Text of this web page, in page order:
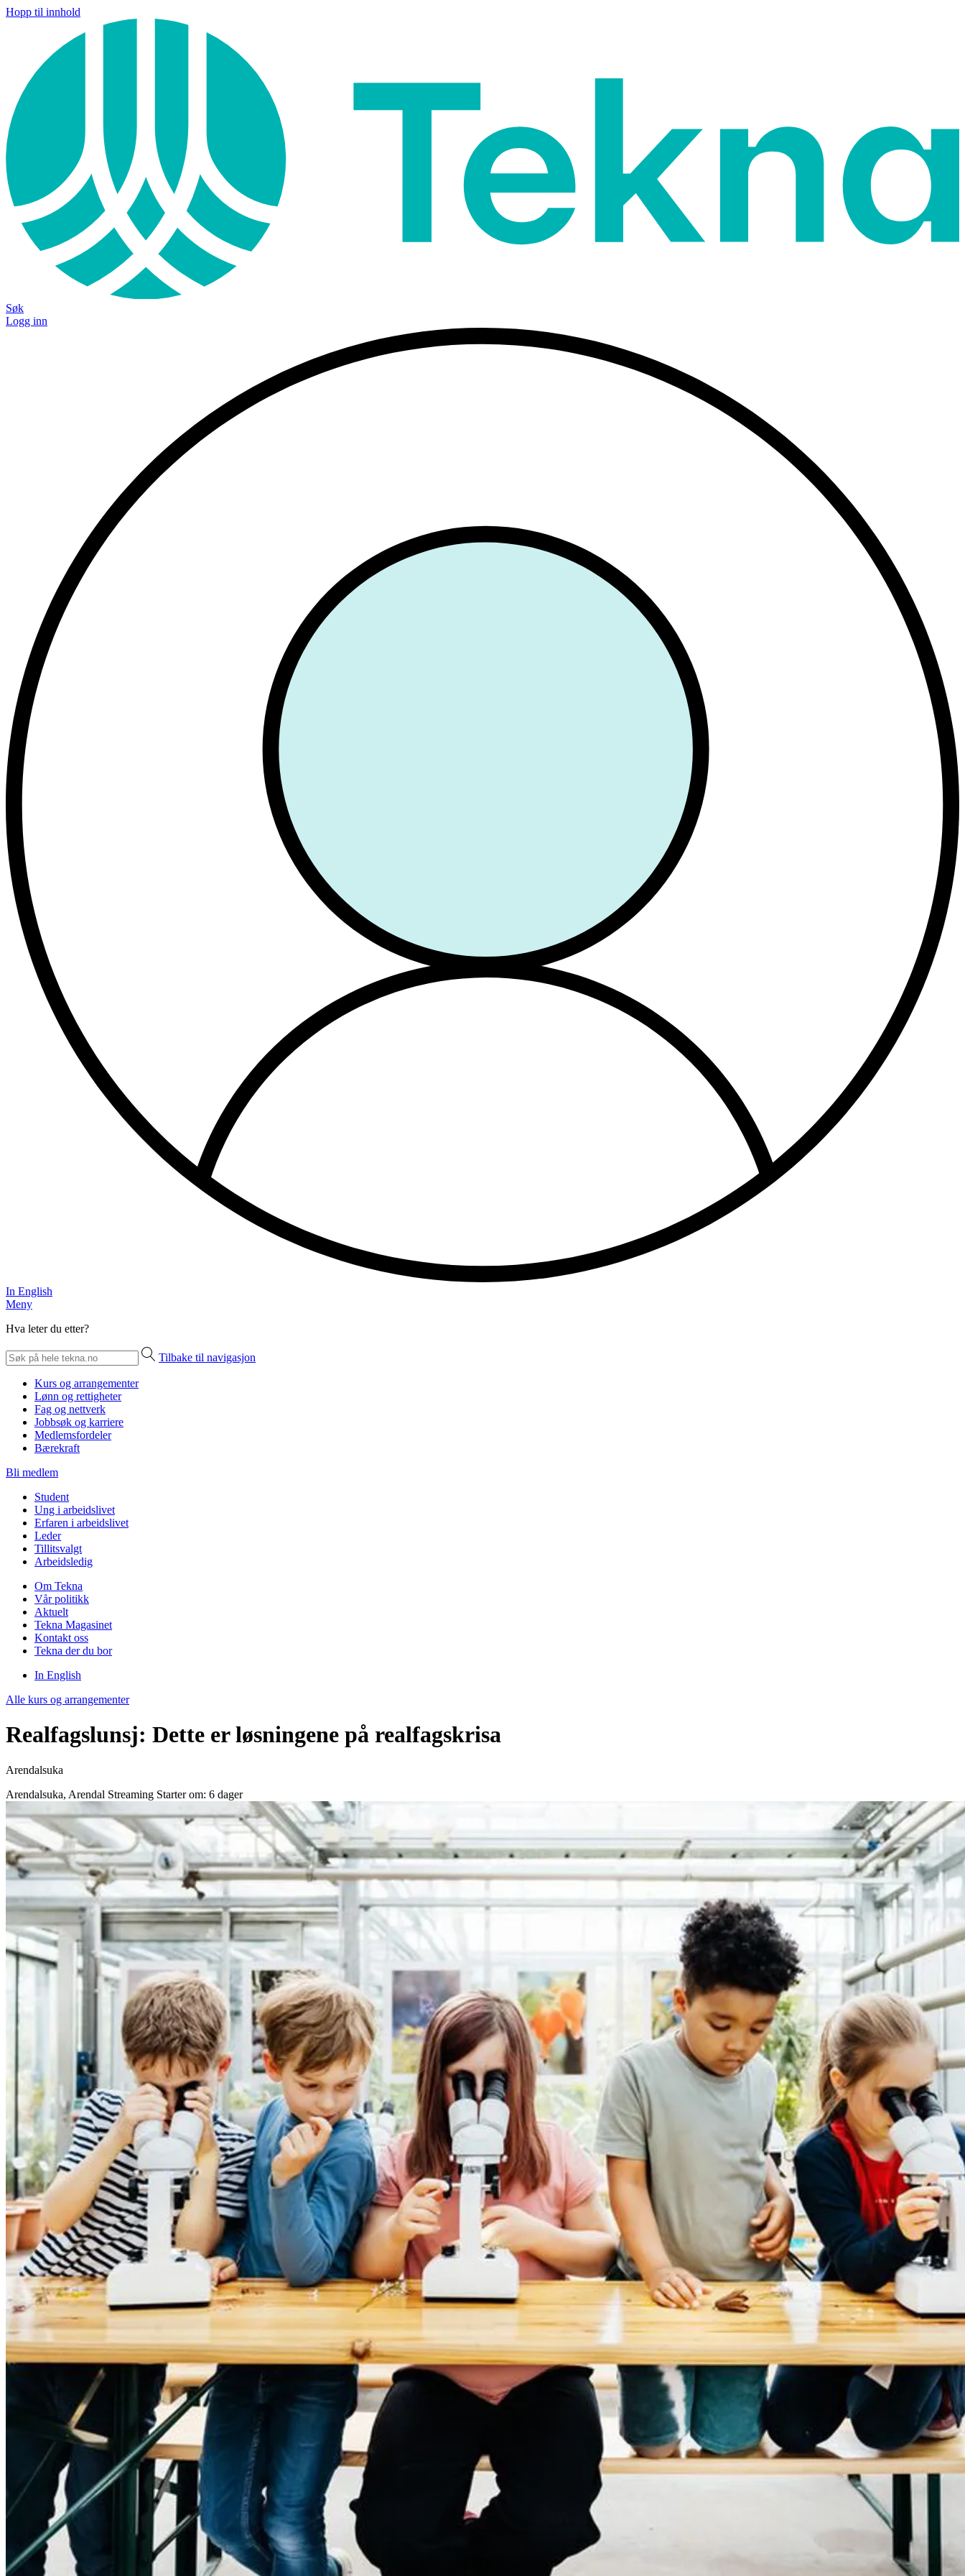
Hopp til innhold
Søk
Logg inn
In English
Meny
Hva leter du etter?
Tilbake til navigasjon
Kurs og arrangementer
Lønn og rettigheter
Fag og nettverk
Jobbsøk og karriere
Medlemsfordeler
Bærekraft
Bli medlem
Student
Ung i arbeidslivet
Erfaren i arbeidslivet
Leder
Tillitsvalgt
Arbeidsledig
Om Tekna
Vår politikk
Aktuelt
Tekna Magasinet
Kontakt oss
Tekna der du bor
In English
Alle kurs og arrangementer
Realfagslunsj: Dette er løsningene på realfagskrisa
Arendalsuka
Arendalsuka, Arendal Streaming Starter om: 6 dager